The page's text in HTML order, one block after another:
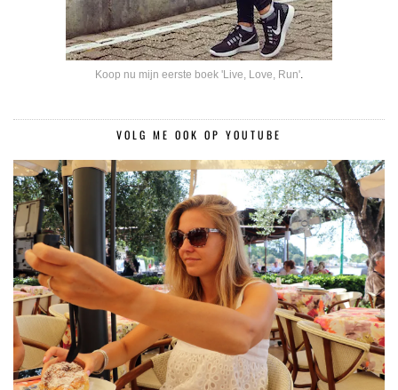
Koop nu mijn eerste boek 'Live, Love, Run'
VOLG ME OOK OP YOUTUBE